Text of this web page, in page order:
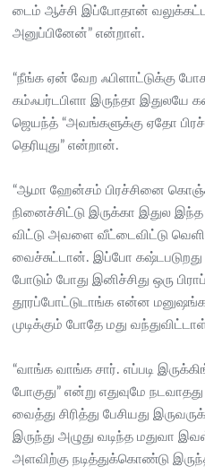
டைம் ஆச்சி இப்போதான்
அனுப்பினேன்” என்றாள்.
“நீங்க ஏன் வேற ஃபிளாட்டுக்கு
கம்ஃபர்டபிளா இருந்தா
ஜெயந்த் “அவங்களுக்கு ஏதோ
தெரியுது” என்றான்.
“ஆமா ஹேன்சம் பிரச்சினை
நினைச்சிட்டு இருக்கா இதுல
விட்டு அவளை வீட்டைவிட்டு
வைச்சுட்டான். இப்போ
போடும் போது இனிச்சிது ஒரு
தூரப்போட்டுடாங்க என்ன
முடிக்கும் போதே மது
“வாங்க வாங்க சார். எப்படி
போகுது” என்று எதுவுமே
வைத்து சிரித்து பேசியது
இருந்து அழுது வடிந்த மதுவா
அளவிற்கு நடித்துக்கொண்டு